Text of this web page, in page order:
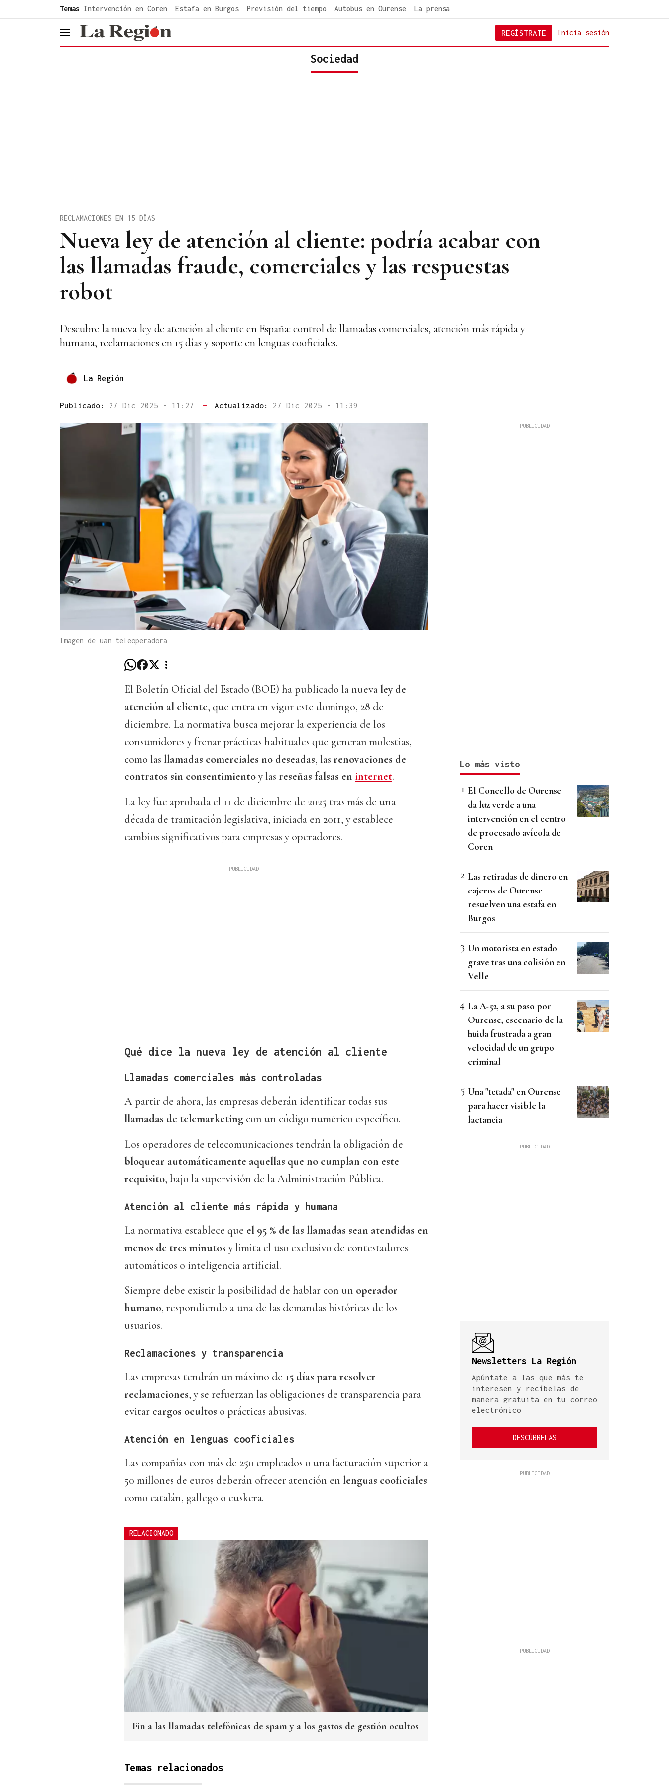
Temas Intervención en Coren Estafa en Burgos Previsión del tiempo Autobus en Ourense La prensa
header.menu.open Inicia sesión
REGÍSTRATE
Sociedad
Nueva ley de atención al cliente: podría acabar con
las llamadas fraude, comerciales y las respuestas
robot
RECLAMACIONES EN 15 DÍAS
Descubre la nueva ley de atención al cliente en España: control de llamadas comerciales, atención más rápida y
humana, reclamaciones en 15 días y soporte en lenguas cooficiales.
La Región
Publicado: 27 Dic 2025 - 11:27 — Actualizado: 27 Dic 2025 - 11:39
Imagen de uan teleoperadora
El Boletín Oficial del Estado (BOE) ha publicado la nueva ley de
atención al cliente, que entra en vigor este domingo, 28 de
diciembre. La normativa busca mejorar la experiencia de los
consumidores y frenar prácticas habituales que generan molestias,
como las llamadas comerciales no deseadas, las renovaciones de
contratos sin consentimientoy las reseñas falsas en internet.
La ley fue aprobada el 11 de diciembre de 2025 tras más de una
década de tramitación legislativa, iniciada en 2011, y establece
cambios significativos para empresas y operadores.
Qué dice la nueva ley de atención al cliente
Llamadas comerciales más controladas
A partir de ahora, las empresas deberán identificar todas sus
llamadas de telemarketing con un código numérico específico.
Los operadores de telecomunicaciones tendrán la obligación de
bloquear automáticamente aquellas que no cumplan con este
requisito, bajo la supervisión de la Administración Pública.
Atención al cliente más rápida y humana
La normativa establece que el 95 % de las llamadas sean atendidas en
menos de tres minutos y limita el uso exclusivo de contestadores
automáticos o inteligencia artificial.
Siempre debe existir la posibilidad de hablar con un operador
humano, respondiendo a una de las demandas históricas de los
usuarios.
Reclamaciones y transparencia
Las empresas tendrán un máximo de 15 días para resolver
reclamaciones, y se refuerzan las obligaciones de transparencia para
evitar cargos ocultos o prácticas abusivas.
Atención en lenguas cooficiales
Las compañías con más de 250 empleados o una facturación superior a
50 millones de euros deberán ofrecer atención en lenguas cooficiales
como catalán, gallego o euskera.
RELACIONADO
Fin a las llamadas telefónicas de spam y a los gastos de gestión ocultos
Temas relacionados
Lo más visto
El Concello de Ourense
da luz verde a una
intervención en el centro
de procesado avícola de
Coren
Las retiradas de dinero en
cajeros de Ourense
resuelven una estafa en
Burgos
Un motorista en estado
grave tras una colisión en
Velle
La A-52, a su paso por
Ourense, escenario de la
huida frustrada a gran
velocidad de un grupo
criminal
Una "tetada" en Ourense
para hacer visible la
lactancia
Newsletters La Región
Apúntate a las que más te
interesen y recíbelas de
manera gratuita en tu correo
electrónico
DESCÚBRELAS